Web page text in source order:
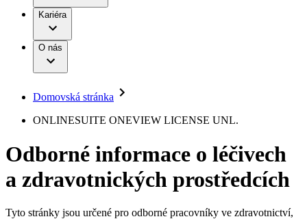
Léčba bolesti
Mimotělní očišťování krve
Neurochirurgie
Onkologie
Ortopedie
Páteřní chirurgie
Péče o rány
Prevence a kontrola infekcí
Onemocnění
B. Braun Avitum
Práce a kariéra
Naše kultura
Vaše příležitost​
Odpovědnost
Média
Tiskové zprávy
Kontakt
Kontaktní formulář
Registrace k odběru newsletteru
Kariéra
O nás
Domovská stránka
ONLINESUITE ONEVIEW LICENSE UNL.
Odborné informace o léčivech
a zdravotnických prostředcích
Tyto stránky jsou určené pro odborné pracovníky ve zdravotnictví,